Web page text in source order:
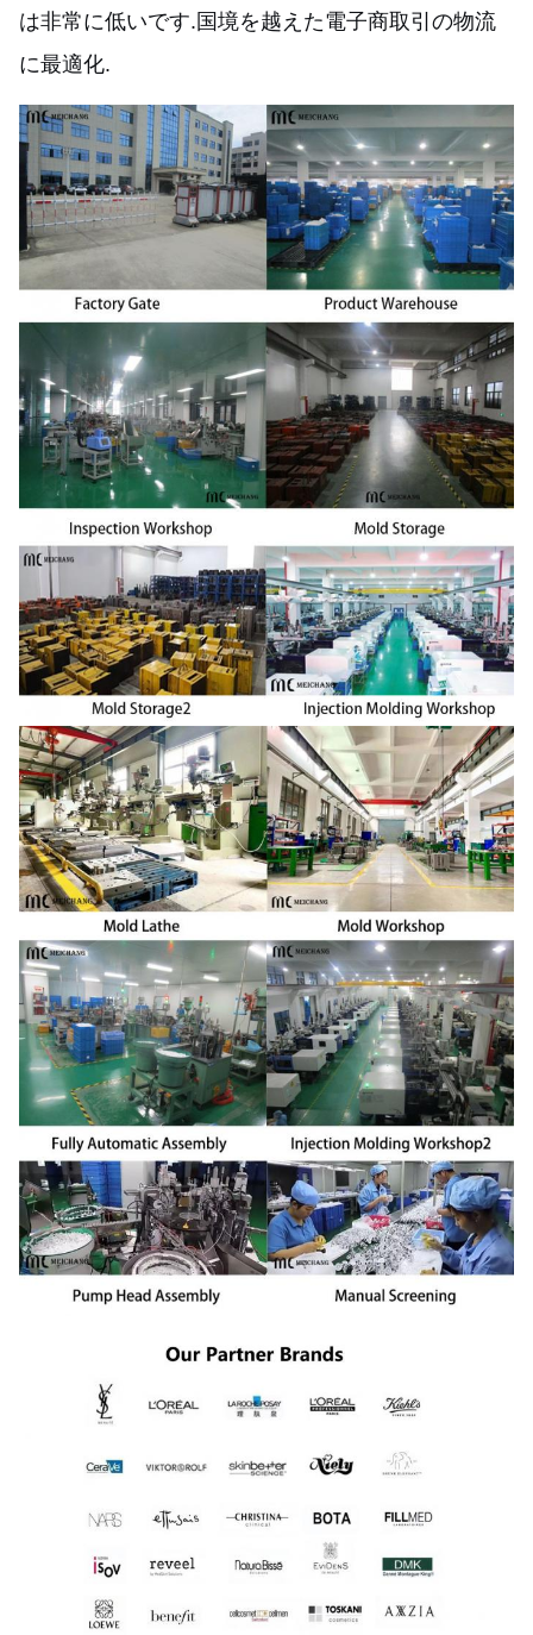
は非常に低いです.国境を越えた電子商取引の物流
に最適化.